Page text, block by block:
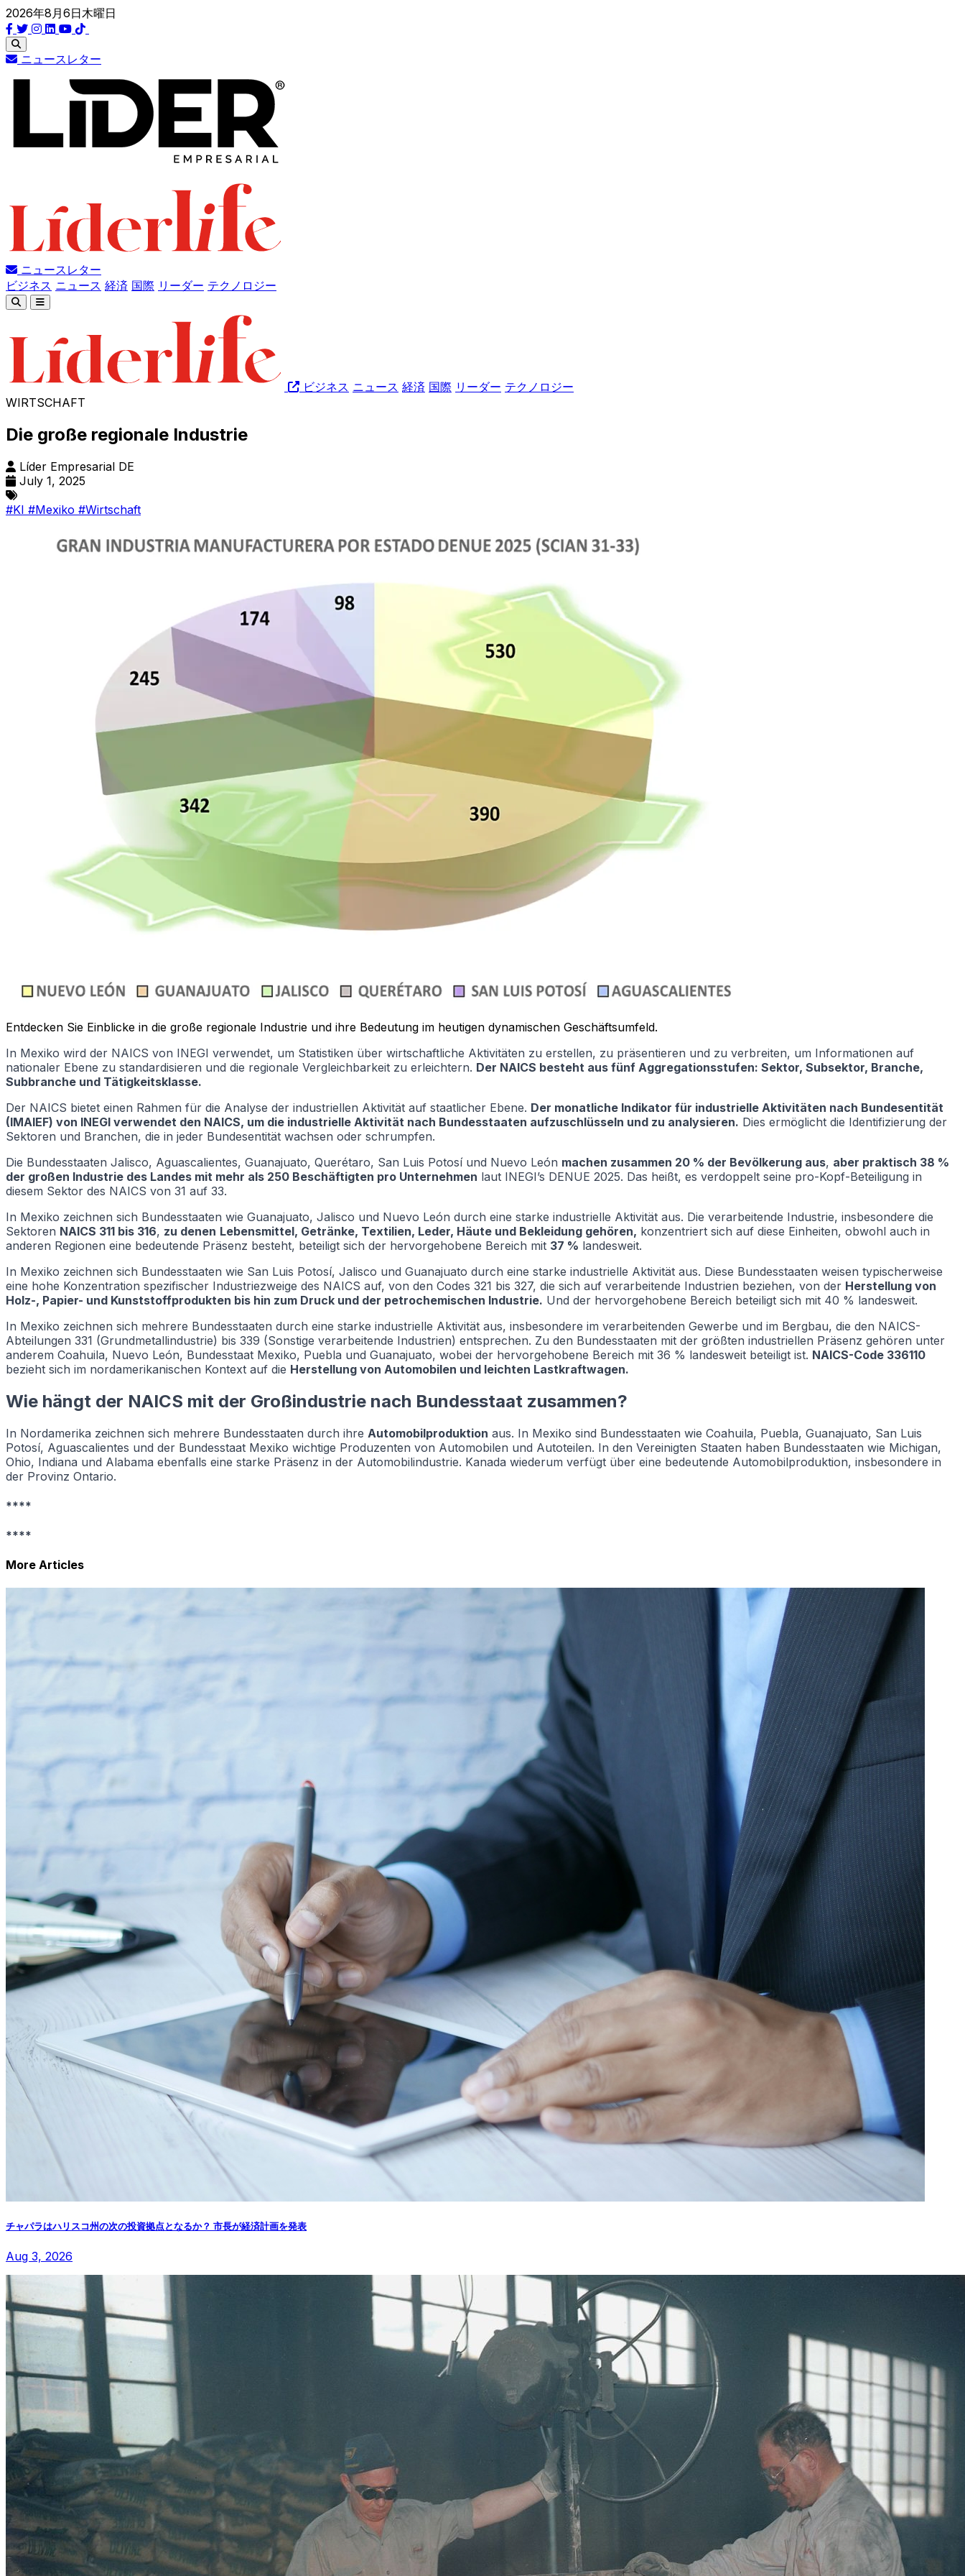
2026年8月6日木曜日
ニュースレター
ニュースレター
ビジネス ニュース 経済 国際 リーダー テクノロジー
ビジネス ニュース 経済 国際 リーダー テクノロジー
WIRTSCHAFT
Die große regionale Industrie
Líder Empresarial DE
July 1, 2025
#KI #Mexiko #Wirtschaft
Entdecken Sie Einblicke in die große regionale Industrie und ihre Bedeutung im heutigen dynamischen Geschäftsumfeld.
In Mexiko wird der NAICS von INEGI verwendet, um Statistiken über wirtschaftliche Aktivitäten zu erstellen, zu präsentieren und zu verbreiten, um Informationen auf
nationaler Ebene zu standardisieren und die regionale Vergleichbarkeit zu erleichtern. Der NAICS besteht aus fünf Aggregationsstufen: Sektor, Subsektor, Branche,
Subbranche und Tätigkeitsklasse.
Der NAICS bietet einen Rahmen für die Analyse der industriellen Aktivität auf staatlicher Ebene. Der monatliche Indikator für industrielle Aktivitäten nach Bundesentität
(IMAIEF) von INEGI verwendet den NAICS, um die industrielle Aktivität nach Bundesstaaten aufzuschlüsseln und zu analysieren. Dies ermöglicht die Identifizierung der
Sektoren und Branchen, die in jeder Bundesentität wachsen oder schrumpfen.
Die Bundesstaaten Jalisco, Aguascalientes, Guanajuato, Querétaro, San Luis Potosí und Nuevo León machen zusammen 20 % der Bevölkerung aus, aber praktisch 38 %
der großen Industrie des Landes mit mehr als 250 Beschäftigten pro Unternehmen laut INEGI’s DENUE 2025. Das heißt, es verdoppelt seine pro-Kopf-Beteiligung in
diesem Sektor des NAICS von 31 auf 33.
In Mexiko zeichnen sich Bundesstaaten wie Guanajuato, Jalisco und Nuevo León durch eine starke industrielle Aktivität aus. Die verarbeitende Industrie, insbesondere die
Sektoren NAICS 311 bis 316, zu denen Lebensmittel, Getränke, Textilien, Leder, Häute und Bekleidung gehören, konzentriert sich auf diese Einheiten, obwohl auch in
anderen Regionen eine bedeutende Präsenz besteht, beteiligt sich der hervorgehobene Bereich mit 37 % landesweit.
In Mexiko zeichnen sich Bundesstaaten wie San Luis Potosí, Jalisco und Guanajuato durch eine starke industrielle Aktivität aus. Diese Bundesstaaten weisen typischerweise
eine hohe Konzentration spezifischer Industriezweige des NAICS auf, von den Codes 321 bis 327, die sich auf verarbeitende Industrien beziehen, von der Herstellung von
Holz-, Papier- und Kunststoffprodukten bis hin zum Druck und der petrochemischen Industrie. Und der hervorgehobene Bereich beteiligt sich mit 40 % landesweit.
In Mexiko zeichnen sich mehrere Bundesstaaten durch eine starke industrielle Aktivität aus, insbesondere im verarbeitenden Gewerbe und im Bergbau, die den NAICS-
Abteilungen 331 (Grundmetallindustrie) bis 339 (Sonstige verarbeitende Industrien) entsprechen. Zu den Bundesstaaten mit der größten industriellen Präsenz gehören unter
anderem Coahuila, Nuevo León, Bundesstaat Mexiko, Puebla und Guanajuato, wobei der hervorgehobene Bereich mit 36 % landesweit beteiligt ist. NAICS-Code 336110
bezieht sich im nordamerikanischen Kontext auf die Herstellung von Automobilen und leichten Lastkraftwagen.
Wie hängt der NAICS mit der Großindustrie nach Bundesstaat zusammen?
In Nordamerika zeichnen sich mehrere Bundesstaaten durch ihre Automobilproduktion aus. In Mexiko sind Bundesstaaten wie Coahuila, Puebla, Guanajuato, San Luis
Potosí, Aguascalientes und der Bundesstaat Mexiko wichtige Produzenten von Automobilen und Autoteilen. In den Vereinigten Staaten haben Bundesstaaten wie Michigan,
Ohio, Indiana und Alabama ebenfalls eine starke Präsenz in der Automobilindustrie. Kanada wiederum verfügt über eine bedeutende Automobilproduktion, insbesondere in
der Provinz Ontario.
****
****
More Articles
チャパラはハリスコ州の次の投資拠点となるか？ 市長が経済計画を発表
Aug 3, 2026